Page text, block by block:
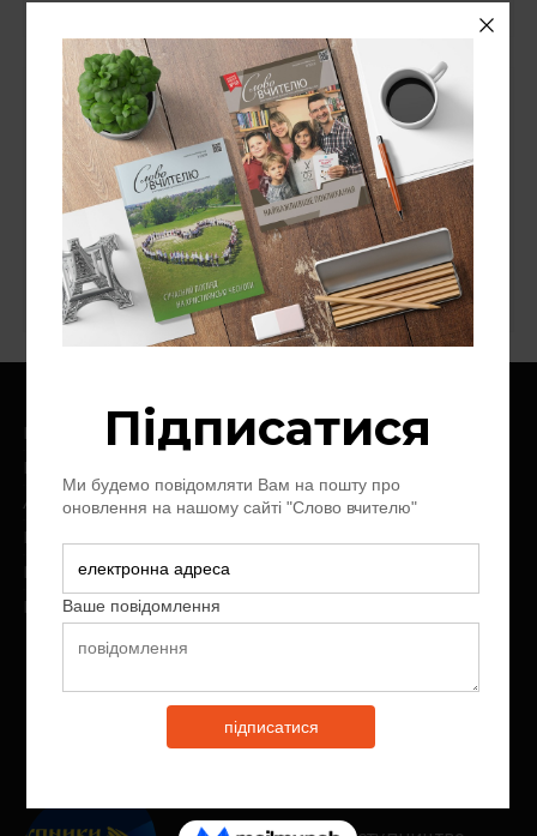
СУВІЙ БЛОҐІВ
«Надія — людям»
Національний університет "Острозька
академія"
Ноїв Ковчег
Слово про слово
Цінності
Головна
Про нас
Архів журналу
Контакт
Пожертви
Передплата